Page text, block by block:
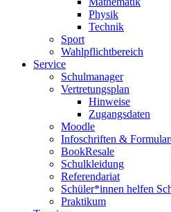
Physik
Technik
Sport
Wahlpflichtbereich
Service
Schulmanager
Vertretungsplan
Hinweise
Zugangsdaten
Moodle
Infoschriften &
BookResale
Schulkleidung
Referendariat
Schüler*innen helfen
Praktikum